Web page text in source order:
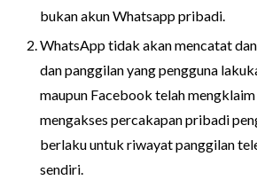
bukan akun Whatsapp pribadi.
WhatsApp tidak akan mencatat
dan panggilan yang pengguna
maupun Facebook telah
mengakses percakapan pribadi
berlaku untuk riwayat panggilan
sendiri.